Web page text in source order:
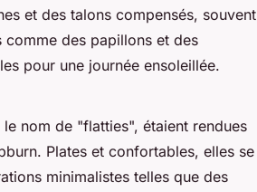
et des talons compensés, souvent
des papillons et des
pour une journée ensoleillée.
nom de "flatties", étaient rendues
Plates et confortables, elles se
minimalistes telles que des